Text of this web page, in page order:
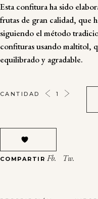
Esta confitura ha sido
frutas de gran calidad, que
siguiendo el método
confituras usando maltitol,
equilibrado y agradable.
CONFITURA
DE
SEVILLA
AZÚCAR
CANTIDAD
COMPARTIR Fb. Tw.